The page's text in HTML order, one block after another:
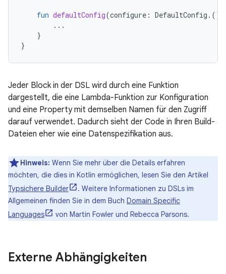
fun defaultConfig(configure : DefaultConfig .()
...
}
}
Jeder Block in der DSL wird durch eine Funktion
dargestellt, die eine Lambda-Funktion zur Konfiguration
und eine Property mit demselben Namen für den Zugriff
darauf verwendet. Dadurch sieht der Code in Ihren Build-
Dateien eher wie eine Datenspezifikation aus.
Hinweis: Wenn Sie mehr über die Details erfahren
möchten, die dies in Kotlin ermöglichen, lesen Sie den Artikel
Typsichere Builder
. Weitere Informationen zu DSLs im
Allgemeinen finden Sie in dem Buch Domain Specific
Languages
von Martin Fowler und Rebecca Parsons.
Externe Abhängigkeiten